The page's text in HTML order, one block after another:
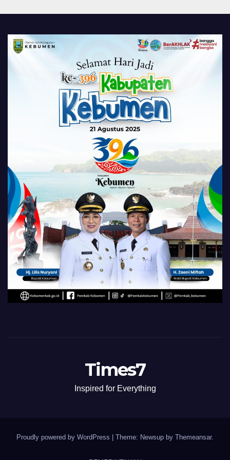
Times7
Inspired for Everything
Proudly powered by WordPress Theme: Newsup by Themeansar.